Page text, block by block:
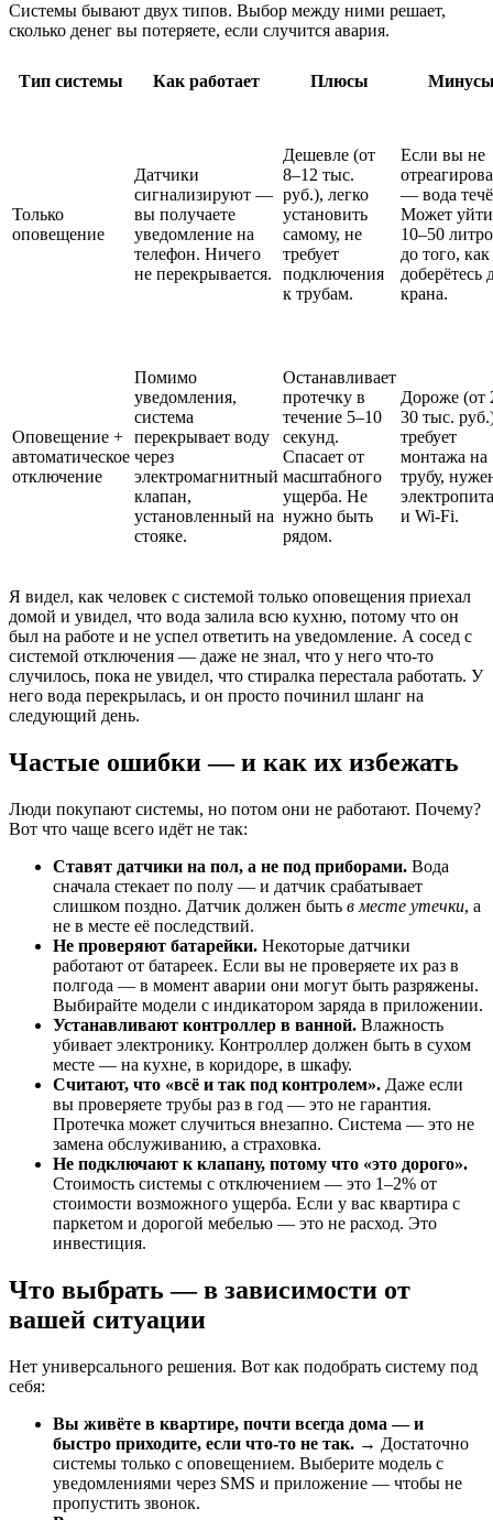
Системы бывают двух типов. Выбор между ними решает,
сколько денег вы потеряете, если случится авария.
Тип системы Как работает Плюсы
Только
оповещение
Датчики
сигнализируют —
вы получаете
уведомление на
телефон. Ничего
не перекрывается.
Дешевле (от
8–12 тыс.
руб.), легко
установить
самому, не
требует
подключения
к трубам.
Если вы не
— вода
Может уйти
10–50
до того,
доберётесь
крана.
Оповещение +
автоматическое
отключение
Помимо
уведомления,
система
перекрывает воду
через
электромагнитный
клапан,
установленный на
стояке.
Останавливает
протечку в
течение 5–10
секунд.
Спасает от
масштабного
ущерба. Не
нужно быть
рядом.
Дороже (от
30 тыс.
требует
монтажа на
трубу,
и Wi-Fi.
Я видел, как человек с системой только оповещения приехал
домой и увидел, что вода залила всю кухню, потому что он
был на работе и не успел ответить на уведомление. А сосед с
системой отключения — даже не знал, что у него что-то
случилось, пока не увидел, что стиралка перестала работать. У
него вода перекрылась, и он просто починил шланг на
следующий день.
Частые ошибки — и как их избежать
Люди покупают системы, но потом они не работают. Почему?
Вот что чаще всего идёт не так:
Ставят датчики на пол, а не под приборами. Вода
сначала стекает по полу — и датчик срабатывает
слишком поздно. Датчик должен быть в месте утечки, а
не в месте её последствий.
Не проверяют батарейки. Некоторые датчики
работают от батареек. Если вы не проверяете их раз в
полгода — в момент аварии они могут быть разряжены.
Выбирайте модели с индикатором заряда в приложении.
Устанавливают контроллер в ванной. Влажность
убивает электронику. Контроллер должен быть в сухом
месте — на кухне, в коридоре, в шкафу.
Считают, что «всё и так под контролем». Даже если
вы проверяете трубы раз в год — это не гарантия.
Протечка может случиться внезапно. Система — это не
замена обслуживанию, а страховка.
Не подключают к клапану, потому что «это дорого».
Стоимость системы с отключением — это 1–2% от
стоимости возможного ущерба. Если у вас квартира с
паркетом и дорогой мебелью — это не расход. Это
инвестиция.
Что выбрать — в зависимости от
вашей ситуации
Нет универсального решения. Вот как подобрать систему под
себя:
Вы живёте в квартире, почти всегда дома — и
быстро приходите, если что-то не так. → Достаточно
системы только с оповещением. Выберите модель с
уведомлениями через SMS и приложение — чтобы не
пропустить звонок.